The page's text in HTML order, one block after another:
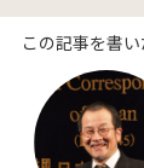
この記事を書い